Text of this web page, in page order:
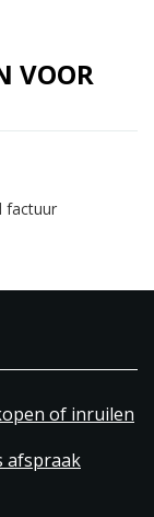
VOOR
factuur
of inruilen
afspraak